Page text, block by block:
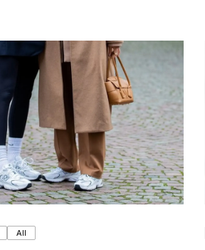
All